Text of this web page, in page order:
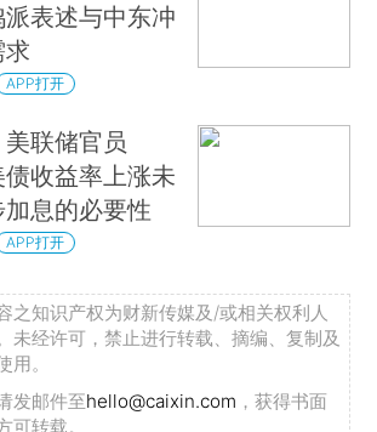
表述与中东冲
APP打开
美联储官员
收益率上涨未
息的必要性
APP打开
之知识产权为财新传媒及/或相关权利人
未经许可，禁止进行转载、摘编、复制及
用。
发邮件至hello@caixin.com ，获得书面
可转载。